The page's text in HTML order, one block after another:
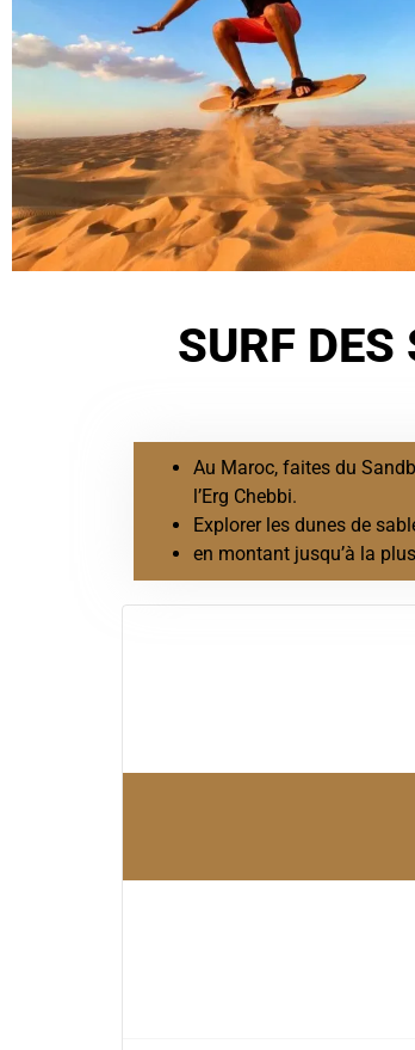
SURF
Au Maroc, faites du
l’Erg Chebbi.
Explorer les dunes de
en montant jusqu’à la